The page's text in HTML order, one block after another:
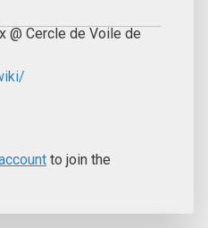
@ Cercle de Voile de
to join the